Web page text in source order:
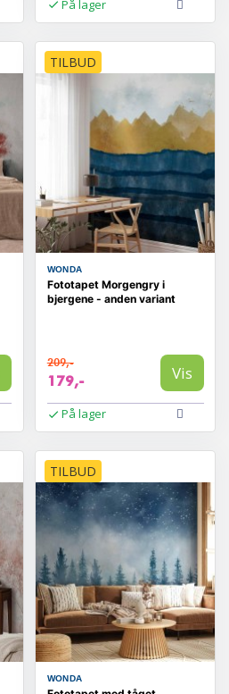
På lager
TILBUD
WONDA
Fototapet Morgengry i
bjergene - anden variant
209,-
179,- Vis
På lager
TILBUD
WONDA